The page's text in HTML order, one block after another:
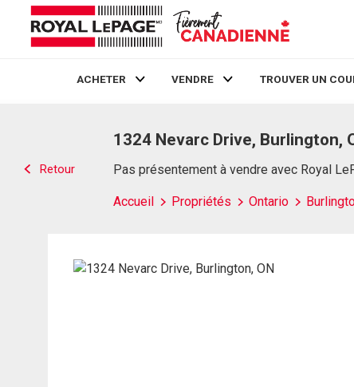
ACHETER VENDRE TROUVER UN
Retour
1324 Nevarc Drive, Burlington,
Pas présentement à vendre avec Royal
Accueil Propriétés Ontario